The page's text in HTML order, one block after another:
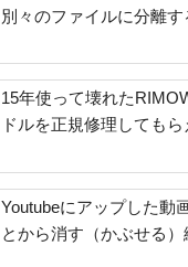
別々のファイルに分離す
15年使って壊れた
ドルを正規修理してもら
Youtubeにアップした動
とから消す（かぶせる